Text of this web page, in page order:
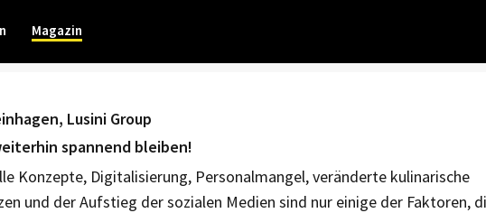
Magazin
Lusini Group
spannend bleiben!
Konzepte, Digitalisierung, Personalmangel, veränderte kulinarische
und der Aufstieg der sozialen Medien sind nur einige der Faktoren,